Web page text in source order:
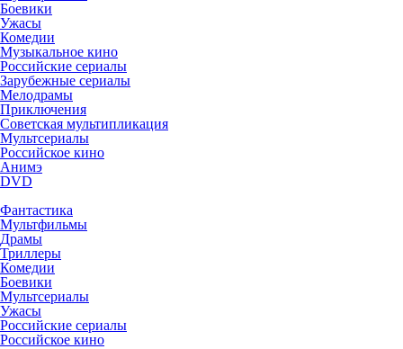
Боевики
Ужасы
Комедии
Музыкальное кино
Российские сериалы
Зарубежные сериалы
Мелодрамы
Приключения
Советская мультипликация
Мультсериалы
Российское кино
Анимэ
DVD
Фантастика
Мультфильмы
Драмы
Триллеры
Комедии
Боевики
Мультсериалы
Ужасы
Российские сериалы
Российское кино